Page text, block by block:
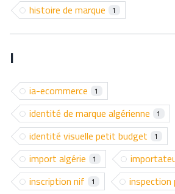
histoire de marque 1
I
ia-ecommerce 1
identité de marque algérienne 1
identité visuelle petit budget 1
import algérie 1
inscription nif 1